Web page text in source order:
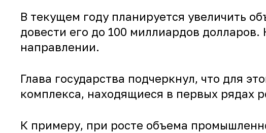
В текущем году планируется увеличить
довести его до 100 миллиардов
направлении.
Глава государства подчеркнул, что для
комплекса, находящиеся в первых рядах
К примеру, при росте объема